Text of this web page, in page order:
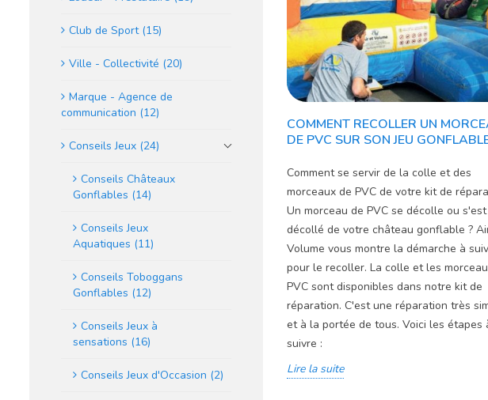
Club de Sport (15)
Ville - Collectivité (20)
Marque - Agence de
communication (12)
Conseils Jeux (24)
Conseils Châteaux
Gonflables (14)
Conseils Jeux
Aquatiques (11)
Conseils Toboggans
Gonflables (12)
Conseils Jeux à
sensations (16)
Conseils Jeux d'Occasion (2)
COMMENT RECOLLER UN
DE PVC SUR SON JEU
Comment se servir de la colle et des
morceaux de PVC de votre kit de
Un morceau de PVC se décolle ou s'est
décollé de votre château gonflable ?
Volume vous montre la démarche à
pour le recoller. La colle et les
PVC sont disponibles dans notre kit de
réparation. C'est une réparation très
et à la portée de tous. Voici les étapes
suivre :
Lire la suite